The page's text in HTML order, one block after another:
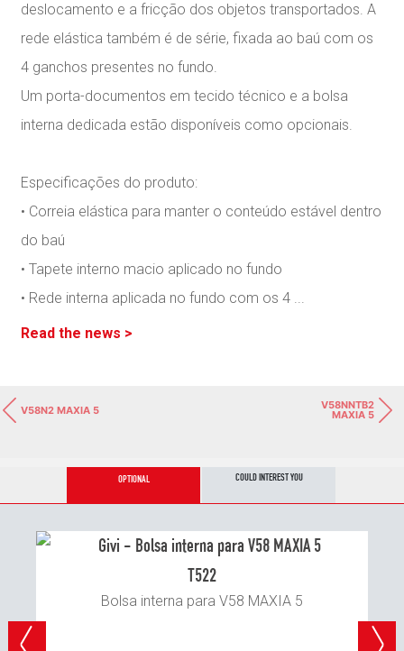
deslocamento e a fricção dos objetos transportados. A
rede elástica também é de série, fixada ao baú com os
4 ganchos presentes no fundo.
Um porta-documentos em tecido técnico e a bolsa
interna dedicada estão disponíveis como opcionais.
Especificações do produto:
• Correia elástica para manter o conteúdo estável dentro
do baú
• Tapete interno macio aplicado no fundo
• Rede interna aplicada no fundo com os 4 ...
Read the news >
V58N2 MAXIA 5 V58NNTB2
MAXIA 5
OPTIONAL COULD INTEREST YOU
T522
Bolsa interna para V58 MAXIA 5